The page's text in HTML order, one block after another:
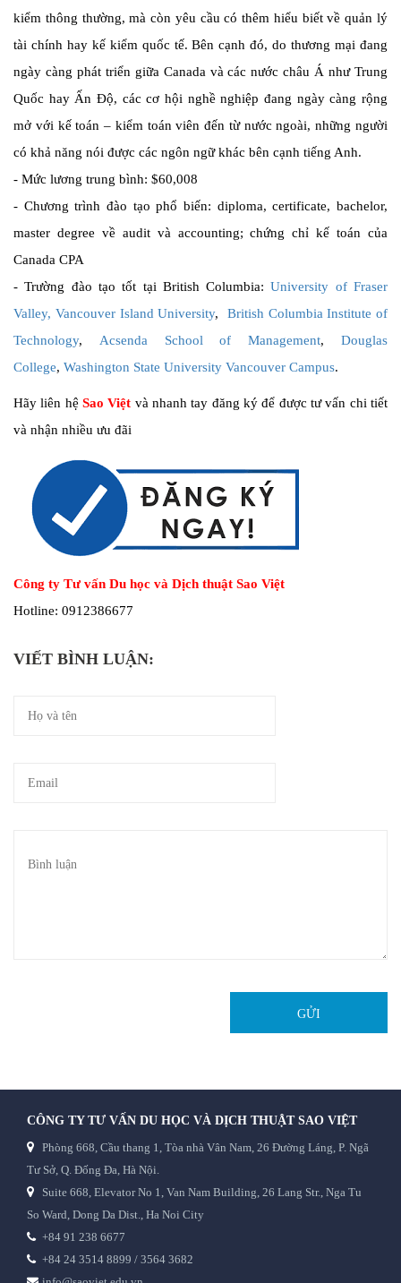
kiểm thông thường, mà còn yêu cầu có thêm hiểu biết về quản lý
tài chính hay kế kiểm quốc tế. Bên cạnh đó, do thương mại đang
ngày càng phát triển giữa Canada và các nước châu Á như Trung
Quốc hay Ấn Độ, các cơ hội nghề nghiệp đang ngày càng rộng
mở với kế toán – kiểm toán viên đến từ nước ngoài, những người
có khả năng nói được các ngôn ngữ khác bên cạnh tiếng Anh.
- Mức lương trung bình: $60,008
- Chương trình đào tạo phổ biến: diploma, certificate, bachelor,
master degree về audit và accounting; chứng chỉ kế toán của
Canada CPA
-Trường đào tạo tốt tại British Columbia:University of Fraser
Valley, Vancouver Island University, British Columbia Institute of
Technology, Acsenda School of Management,Douglas
College, Washington State University Vancouver Campus.
Hãy liên hệ Sao Việt và nhanh tay đăng ký để được tư vấn chi tiết
và nhận nhiều ưu đãi
Công ty Tư vấn Du học và Dịch thuật Sao Việt
Hotline: 0912386677
VIẾT BÌNH LUẬN:
GỬI
CÔNG TY TƯ VẤN DU HỌC VÀ DỊCH THUẬT SAO VIỆT
Phòng 668, Cầu thang 1, Tòa nhà Vân Nam, 26 Đường Láng, P. Ngã
Tư Sở, Q. Đống Đa, Hà Nội.
Suite 668, Elevator No 1, Van Nam Building, 26 Lang Str., Nga Tu
So Ward, Dong Da Dist., Ha Noi City
+84 91 238 6677
+84 24 3514 8899 / 3564 3682